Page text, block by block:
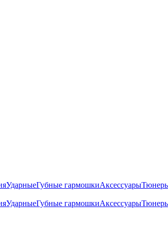
УдарныеГубные гармошкиАксессуары
УдарныеГубные гармошкиАксессуары